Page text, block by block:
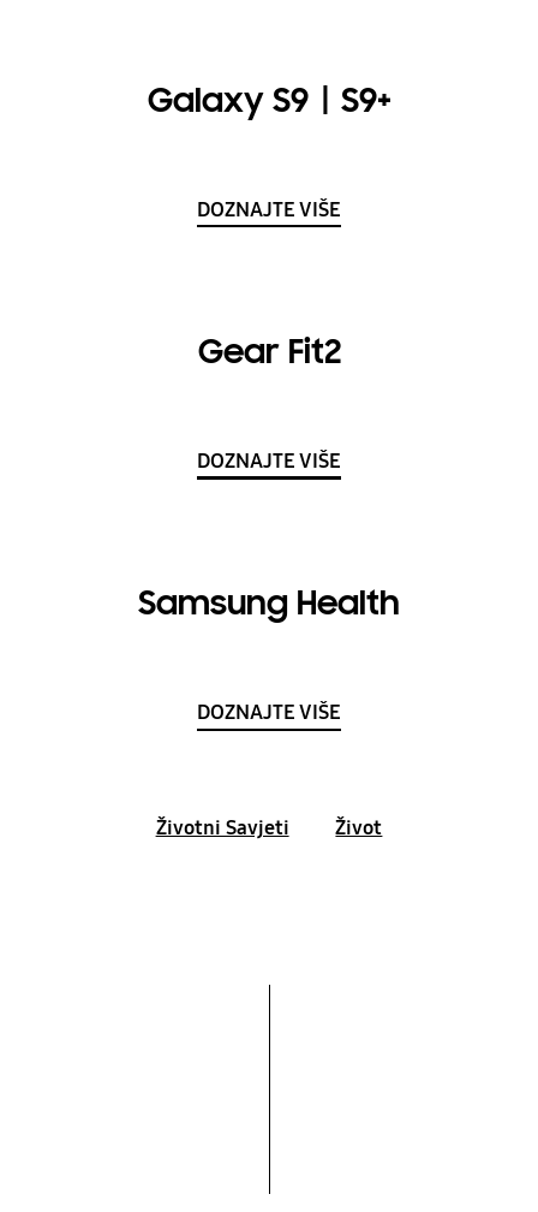
Galaxy S9ㅣS9+
DOZNAJTE VIŠE
Gear Fit2
DOZNAJTE VIŠE
Samsung Health
DOZNAJTE VIŠE
Životni Savjeti Život